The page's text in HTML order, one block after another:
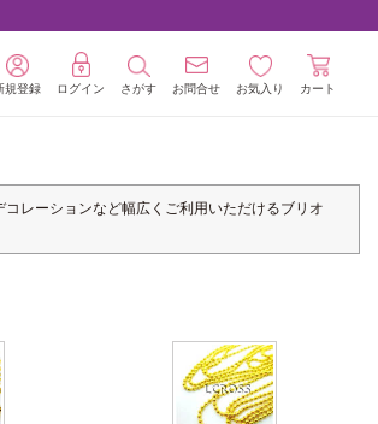
規登録 ログイン さがす お問合せ お気入り カート
レーションなど幅広くご利用いただけるブリオ